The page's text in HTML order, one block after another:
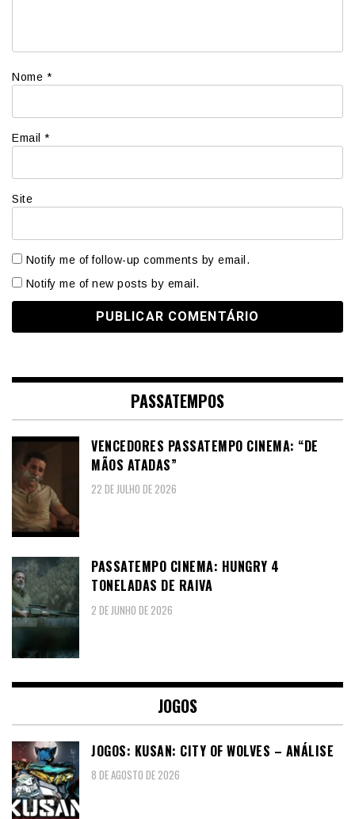
Nome *
Email *
Site
Notify me of follow-up comments by email.
Notify me of new posts by email.
PASSATEMPOS
VENCEDORES PASSATEMPO CINEMA: “DE
MÃOS ATADAS”
22 DE JULHO DE 2026
PASSATEMPO CINEMA: HUNGRY 4
TONELADAS DE RAIVA
2 DE JUNHO DE 2026
JOGOS
JOGOS: KUSAN: CITY OF WOLVES – ANÁLISE
8 DE AGOSTO DE 2026